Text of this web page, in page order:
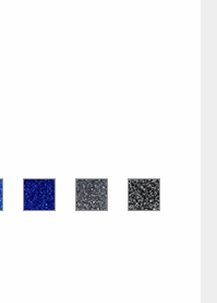
Blu
Zaffiro
Blu
Cobalto
Grigio
Glitter
Nero
Glitter